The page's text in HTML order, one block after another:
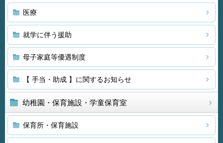
医療
就学に伴う援助
母子家庭等優遇制度
【 手当・助成 】に関するお知らせ
幼稚園・保育施設・学童保育室
保育所・保育施設